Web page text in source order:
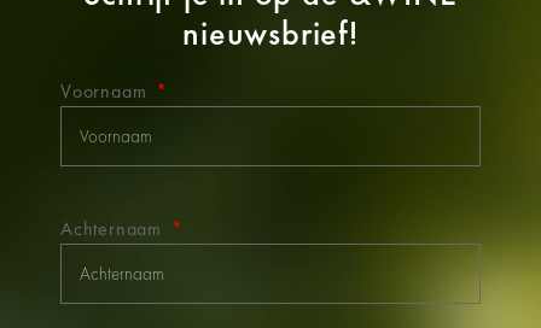
nieuwsbrief!
Voornaam
Achternaam